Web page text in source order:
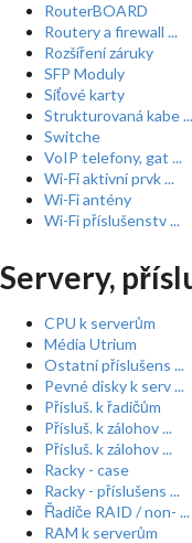
RouterBOARD
Routery a firewall ...
Rozšíření záruky
SFP Moduly
Síťové karty
Strukturovaná kabe ...
Switche
VoIP telefony, gat ...
Wi-Fi aktivní prvk ...
Wi-Fi antény
Wi-Fi příslušenstv ...
Servery,
CPU k serverům
Média Utrium
Ostatní příslušens ...
Pevné disky k serv ...
Přísluš. k řadičům
Přísluš. k zálohov ...
Přísluš. k zálohov ...
Racky - case
Racky - příslušens ...
Řadiče RAID / non- ...
RAM k serverům